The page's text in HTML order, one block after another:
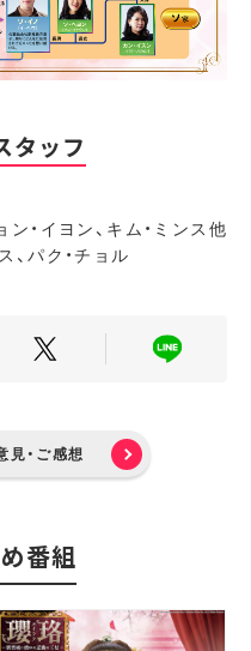
タッフ
ン・イヨン、キム・ミンス他
、パク・チョル
見・ご感想
番組